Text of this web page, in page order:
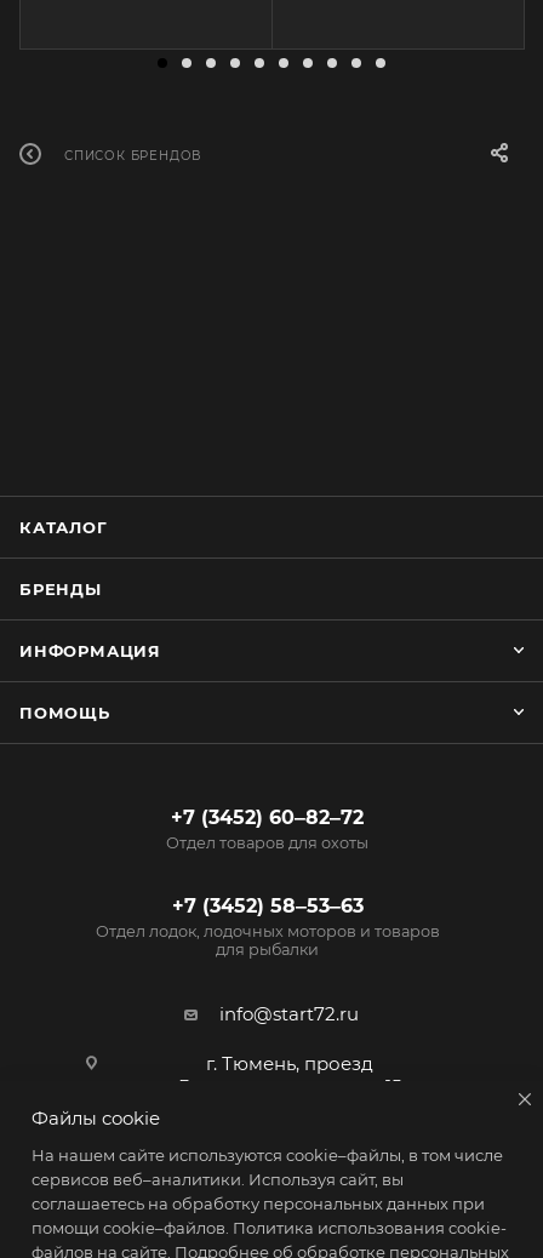
СПИСОК БРЕНДОВ
КАТАЛОГ
БРЕНДЫ
ИНФОРМАЦИЯ
ПОМОЩЬ
+7 (3452) 60‒82‒72
Отдел товаров для охоты
+7 (3452) 58‒53‒63
Отдел лодок, лодочных моторов и товаров
для рыбалки
info@start72.ru
г. Тюмень, проезд
Геологоразведчиков, 15
2026 © Магазин Старт - товары для активного образа жизни
Файлы cookie
На нашем сайте используются cookie–файлы, в том числе
сервисов веб–аналитики. Используя сайт, вы
соглашаетесь на обработку персональных данных при
помощи cookie–файлов. Политика использования cookie-
файлов на сайте . Подробнее об обработке персональных